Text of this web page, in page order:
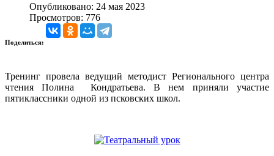
Опубликовано: 24 мая 2023
Просмотров: 776
Поделиться:
Тренинг провела ведущий методист Регионального центра
чтения Полина Кондратьева. В нем приняли участие
пятиклассники одной из псковских школ.